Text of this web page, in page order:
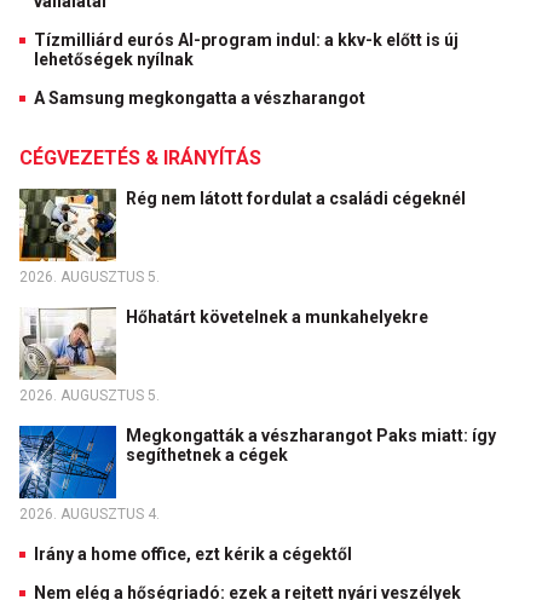
Tízmilliárd eurós AI-program indul: a kkv-k előtt is új
lehetőségek nyílnak
A Samsung megkongatta a vészharangot
CÉGVEZETÉS & IRÁNYÍTÁS
Rég nem látott fordulat a családi cégeknél
2026. AUGUSZTUS 5.
Hőhatárt követelnek a munkahelyekre
2026. AUGUSZTUS 5.
Megkongatták a vészharangot Paks miatt: így
segíthetnek a cégek
2026. AUGUSZTUS 4.
Irány a home office, ezt kérik a cégektől
Nem elég a hőségriadó: ezek a rejtett nyári veszélyek